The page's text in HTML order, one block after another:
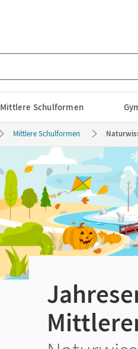
Mittlere Schulformen
Mittlere Schulformen